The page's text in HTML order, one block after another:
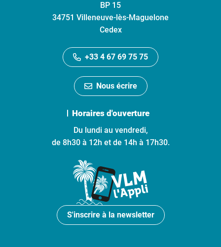
BP 15
34751 Villeneuve-lès-Maguelone
Cedex
+33 4 67 69 75 75
Nous écrire
Horaires d'ouverture
Du lundi au vendredi,
de 8h30 à 12h et de 14h à 17h30.
S'inscrire à la newsletter